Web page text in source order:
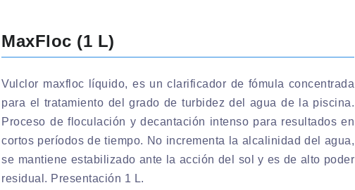
MaxFloc (1 L)
Vulclor maxfloc líquido, es un clarificador de fómula concentrada
para el tratamiento del grado de turbidez del agua de la piscina.
Proceso de floculación y decantación intenso para resultados en
cortos períodos de tiempo. No incrementa la alcalinidad del agua,
se mantiene estabilizado ante la acción del sol y es de alto poder
residual. Presentación 1 L.